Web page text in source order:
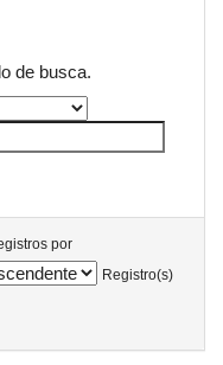
de busca.
por
Registro(s)